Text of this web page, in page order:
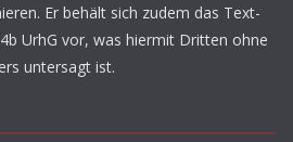
Er behält sich zudem das Text-
UrhG vor, was hiermit Dritten ohne
untersagt ist.